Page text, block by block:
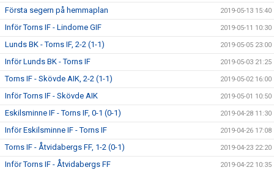
Första segern på hemmaplan 2019-05-13 15:40
Inför Torns IF - Lindome GIF 2019-05-11 10:30
Lunds BK - Torns IF, 2-2 (1-1) 2019-05-05 23:00
Inför Lunds BK - Torns IF 2019-05-03 21:25
Torns IF - Skövde AIK, 2-2 (1-1) 2019-05-02 16:00
Inför Torns IF - Skövde AIK 2019-05-01 10:50
Eskilsminne IF - Torns IF, 0-1 (0-1) 2019-04-28 11:30
Inför Eskilsminne IF - Torns IF 2019-04-26 17:08
Torns IF - Åtvidabergs FF, 1-2 (0-1) 2019-04-23 22:20
Inför Torns IF - Åtvidabergs FF 2019-04-22 10:35